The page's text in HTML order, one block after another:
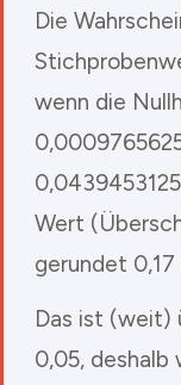
Die
wenn die
Wert
gerundet 0,17
Das ist (weit)
0,05, deshalb